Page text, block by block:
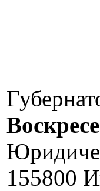
155800